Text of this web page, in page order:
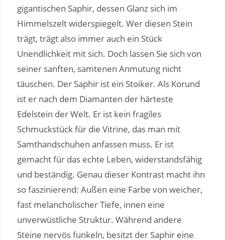
gigantischen Saphir, dessen Glanz sich im
Himmelszelt widerspiegelt. Wer diesen Stein
trägt, trägt also immer auch ein Stück
Unendlichkeit mit sich. Doch lassen Sie sich von
seiner sanften, samtenen Anmutung nicht
täuschen. Der Saphir ist ein Stoiker. Als Korund
ist er nach dem Diamanten der härteste
Edelstein der Welt. Er ist kein fragiles
Schmuckstück für die Vitrine, das man mit
Samthandschuhen anfassen muss. Er ist
gemacht für das echte Leben, widerstandsfähig
und beständig. Genau dieser Kontrast macht ihn
so faszinierend: Außen eine Farbe von weicher,
fast melancholischer Tiefe, innen eine
unverwüstliche Struktur. Während andere
Steine nervös funkeln, besitzt der Saphir eine